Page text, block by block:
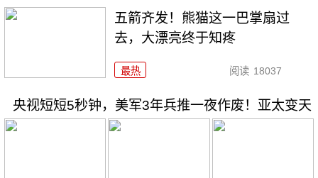
五箭齐发！熊猫这一巴掌扇过
去，大漂亮终于知疼
最热 阅读 18037
央视短短5秒钟，美军3年兵推一夜作废！亚太变天